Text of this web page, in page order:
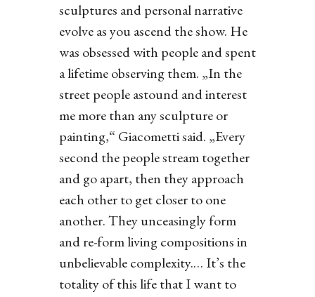
sculptures and personal narrative
evolve as you ascend the show. He
was obsessed with people and spent
a lifetime observing them. „In the
street people astound and interest
me more than any sculpture or
painting,“ Giacometti said. „Every
second the people stream together
and go apart, then they approach
each other to get closer to one
another. They unceasingly form
and re-form living compositions in
unbelievable complexity.… It’s the
totality of this life that I want to